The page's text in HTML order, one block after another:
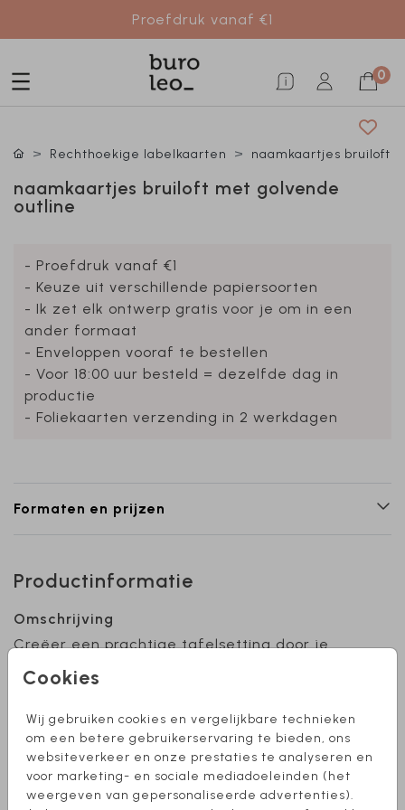
Proefdruk vanaf €1
0
Cookies
Wij gebruiken cookies en vergelijkbare technieken
om een betere gebruikerservaring te bieden, ons
websiteverkeer en onze prestaties te analyseren en
voor marketing- en sociale mediadoeleinden (het
weergeven van gepersonaliseerde advertenties).
Rechthoekige labelkaarten naamkaartjes bruiloft
naamkaartjes bruiloft met golvende
outline
- Proefdruk vanaf €1
- Keuze uit verschillende papiersoorten
- Ik zet elk ontwerp gratis voor je om in een
ander formaat
- Enveloppen vooraf te bestellen
- Voor 18:00 uur besteld = dezelfde dag in
productie
- Foliekaarten verzending in 2 werkdagen
Formaten en prijzen
Productinformatie
Omschrijving
Creëer een prachtige tafelsetting door je
menukaart en naamkaartjes in kleur op elkaar
af te stemmen. Deze naamkaartjes hebben
een formaat van 5,5 x 8,5 cm en zijn te
bewerken naar eigen wens. Heb je hier hulp bij
nodig? Stuur een berichtje, we helpen je graag
verder!
Toon meer
Collectie